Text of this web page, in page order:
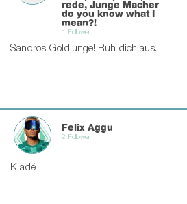
rede, Junge Macher
do you know what I
mean?!
1 Follower
Sandros Goldjunge! Ruh dich aus.
Felix Aggu
2 Follower
K adé